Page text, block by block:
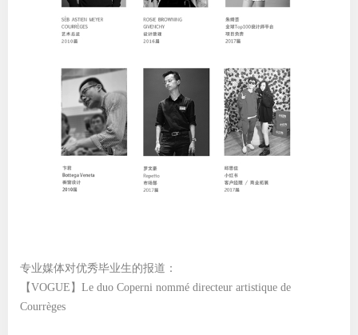
专业媒体对优秀毕业生的报道：
【VOGUE】Le duo Coperni nommé directeur artistique de
Courrèges